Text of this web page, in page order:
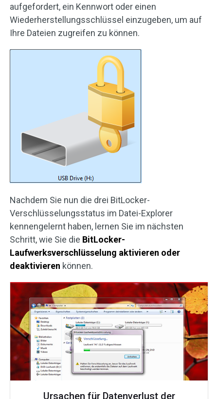
aufgefordert, ein Kennwort oder einen
Wiederherstellungsschlüssel einzugeben, um auf
Ihre Dateien zugreifen zu können.
Nachdem Sie nun die drei BitLocker-
Verschlüsselungsstatus im Datei-Explorer
kennengelernt haben, lernen Sie im nächsten
Schritt, wie Sie die BitLocker-
Laufwerksverschlüsselung aktivieren oder
deaktivieren können.
Ursachen für Datenverlust der